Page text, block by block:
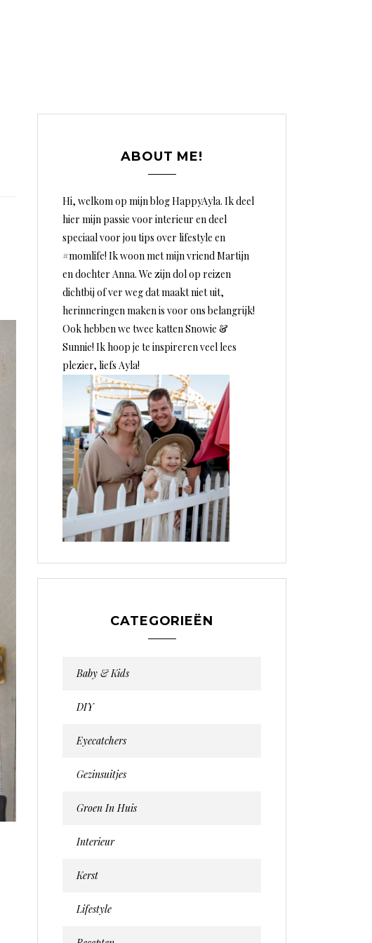
ABOUT ME!
Hi, welkom op mijn blog HappyAyla. Ik deel
hier mijn passie voor interieur en deel
speciaal voor jou tips over lifestyle en
#momlife! Ik woon met mijn vriend Martijn
en dochter Anna. We zijn dol op reizen
dichtbij of ver weg dat maakt niet uit,
herinneringen maken is voor ons belangrijk!
Ook hebben we twee katten Snowie &
Sunnie! Ik hoop je te inspireren veel lees
plezier, liefs Ayla!
CATEGORIEËN
Baby & Kids
DIY
Eyecatchers
Gezinsuitjes
Groen In Huis
Interieur
Kerst
Lifestyle